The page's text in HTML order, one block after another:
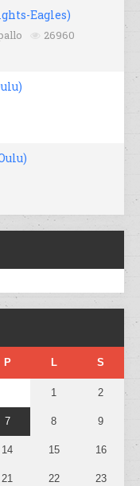
Eagles)
26960
P L S
1 2
7 8 9
14 15 16
21 22 23